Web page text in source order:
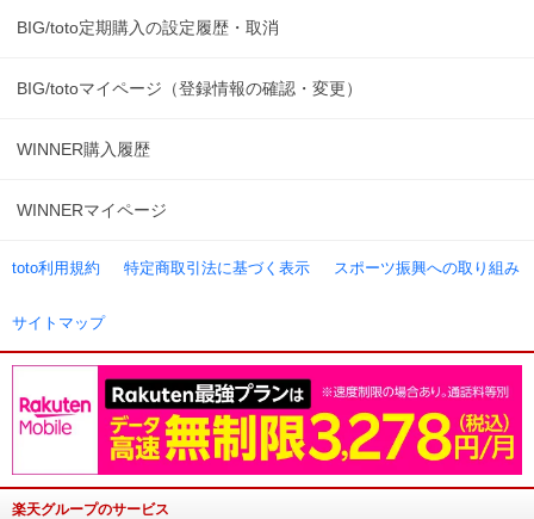
BIG/toto定期購入の設定履歴・取消
BIG/totoマイページ（登録情報の確認・変更）
WINNER購入履歴
WINNERマイページ
toto利用規約 特定商取引法に基づく表示 スポーツ振興への取り組み
サイトマップ
楽天グループのサービス